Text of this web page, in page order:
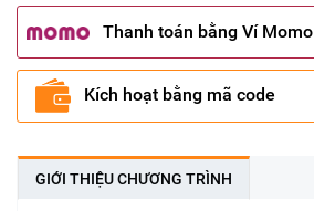
Thanh toán bằng Ví Momo
Kích hoạt bằng mã code
GIỚI THIỆU CHƯƠNG TRÌNH